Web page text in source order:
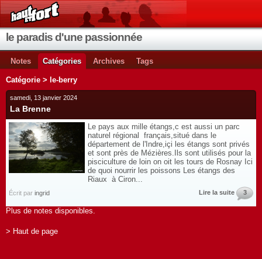
le paradis d'une passionnée
Notes Catégories Archives Tags
Catégorie > le-berry
samedi, 13 janvier 2024
La Brenne
Le pays aux mille étangs,c est aussi un parc
naturel régional français,situé dans le
département de l'Indre,içi les étangs sont privés
et sont près de Mézières.Ils sont utilisés pour la
pisciculture de loin on oit les tours de Rosnay Ici
de quoi nourrir les poissons Les étangs des
Riaux à Ciron...
Écrit par ingrid Lire la suite 3
Plus de notes disponibles.
> Haut de page